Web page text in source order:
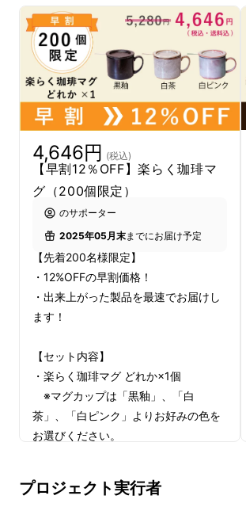
前回、多くのサポーターの方々に
きました「コーヒー楽らく急須」
ご好評だったため、この度新たに
直接コーヒーを簡単に淹れられて、
そのまま飲んでいただけるマグカ
した！
楽らく珈琲マグなら、
お湯を注いで蒸らすだけ！
誰でも手軽に美味しいコーヒーが
す。
使用後のお手入れも楽ちん♪
本格的なコーヒーの味をお楽しみ
4,646円 (税込)
【早割12％OFF】楽らく珈琲マ
グ（200個限定）
のサポーター
2025年05月末までにお届け予定
【先着200名様限定】
・12%OFFの早割価格！
・出来上がった製品を最速でお届けし
ます！
【セット内容】
・楽らく珈琲マグ どれか×1個
※マグカップは「黒釉」、「白
茶」、「白ピンク」よりお好みの色を
お選びください。
費税込み）
プロジェクト実行者